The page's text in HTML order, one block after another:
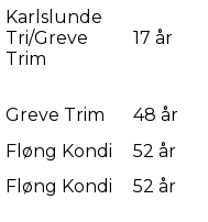
Karlslunde
Tri/Greve
Trim
17 år
Greve Trim
48 år
Fløng Kondi
52 år
Fløng Kondi 52 år